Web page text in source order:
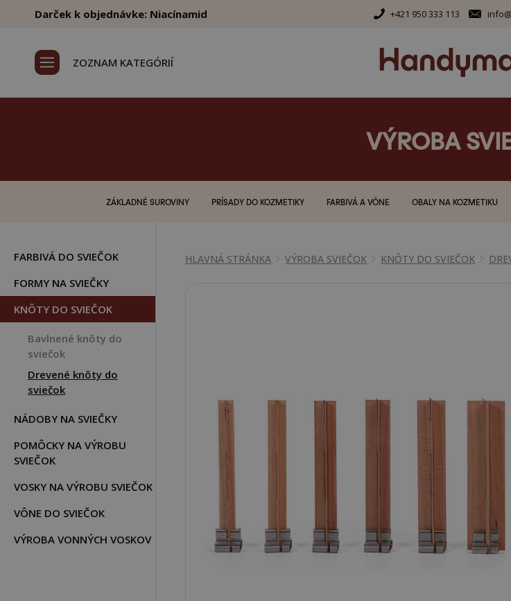
Darček k objednávke: Niacínamid +421 950 333 113
ZOZNAM KATEGÓRIÍ
VÝROBA
ZÁKLADNÉ SUROVINY PRÍSADY DO KOZMETIKY FARBIVÁ A VÔNE OBALY NA KOZMETIKU
FARBIVÁ DO SVIEČOK
FORMY NA SVIEČKY
KNÔTY DO SVIEČOK
Bavlnené knôty do
sviečok
Drevené knôty do
sviečok
NÁDOBY NA SVIEČKY
POMÔCKY NA VÝROBU
SVIEČOK
VOSKY NA VÝROBU SVIEČOK
VÔNE DO SVIEČOK
VÝROBA VONNÝCH VOSKOV
HLAVNÁ STRÁNKA VÝROBA SVIEČOK KNÔTY DO SVIEČOK